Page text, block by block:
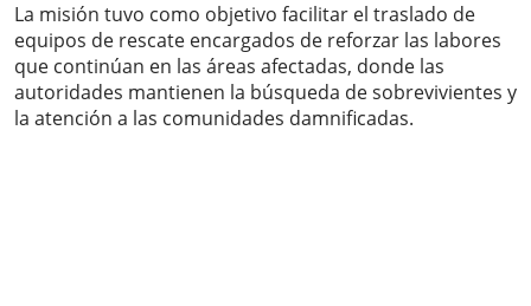
La misión tuvo como objetivo facilitar el traslado de
equipos de rescate encargados de reforzar las labores
que continúan en las áreas afectadas, donde las
autoridades mantienen la búsqueda de sobrevivientes y
la atención a las comunidades damnificadas.